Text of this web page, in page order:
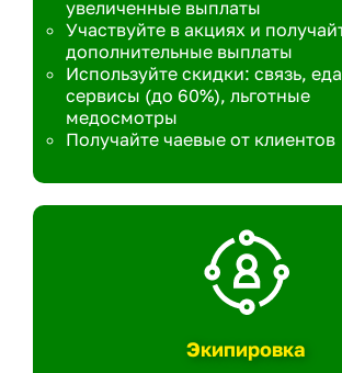
увеличенные выплаты
Участвуйте в акциях и
дополнительные выплаты
Используйте скидки: связь,
сервисы (до 60%), льготные
медосмотры
Получайте чаевые от клиентов
Экипировка